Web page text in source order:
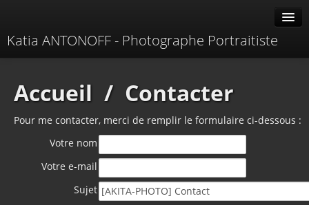
Katia ANTONOFF - Photographe Portraitiste
Livre d'or
À propos
Contacter
Accueil / Contacter
Pour me contacter, merci de remplir le formulaire ci-dessous :
Votre nom
Votre e-mail
Sujet